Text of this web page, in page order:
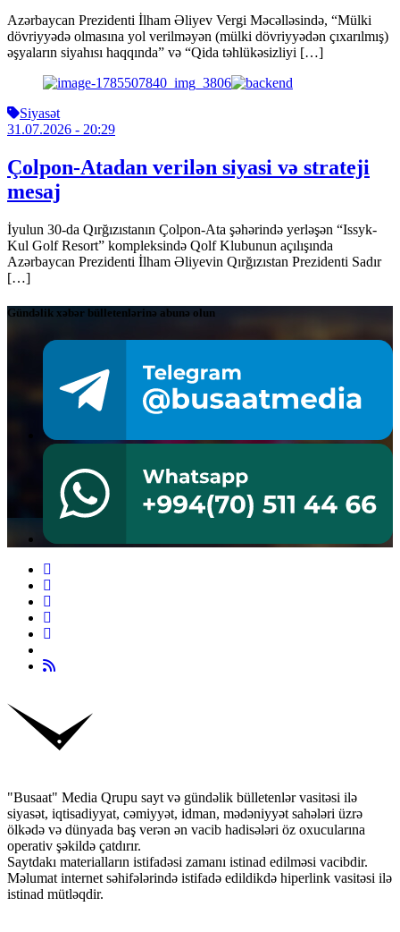
Azərbaycan Prezidenti İlham Əliyev Vergi Məcəlləsində, “Mülki
dövriyyədə olmasına yol verilməyən (mülki dövriyyədən çıxarılmış)
əşyaların siyahısı haqqında” və “Qida təhlükəsizliyi […]
Siyasət
31.07.2026 - 20:29
Çolpon-Atadan verilən siyasi və strateji
mesaj
İyulun 30-da Qırğızıstanın Çolpon-Ata şəhərində yerləşən “Issyk-
Kul Golf Resort” kompleksində Qolf Klubunun açılışında
Azərbaycan Prezidenti İlham Əliyevin Qırğızıstan Prezidenti Sadır
[…]
Gündəlik xəbər bülletenlərinə abunə olun
"Busaat" Media Qrupu sayt və gündəlik bülletenlər vasitəsi ilə
siyasət, iqtisadiyyat, cəmiyyət, idman, mədəniyyət sahələri üzrə
ölkədə və dünyada baş verən ən vacib hadisələri öz oxucularına
operativ şəkildə çatdırır.
Saytdakı materialların istifadəsi zamanı istinad edilməsi vacibdir.
Məlumat internet səhifələrində istifadə edildikdə hiperlink vasitəsi ilə
istinad mütləqdir.